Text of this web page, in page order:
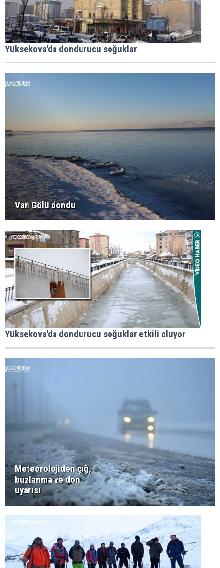
Yüksekova'da dondurucu soğuklar
Van Gölü dondu
Yüksekova'da dondurucu soğuklar etkili oluyor
Meteorolojiden çığ,
buzlanma ve don
uyarısı